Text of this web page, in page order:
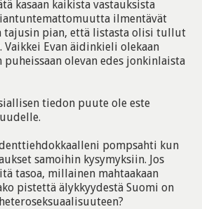
kasaan kaikista vastauksista
ilmentävät
tajusin pian, että listasta olisi tullut
Evan äidinkieli olekaan
puheissaan olevan edes jonkinlaista
tiedon puute ole este
pompsahti kun
samoihin kysymyksiin. Jos
tasoa, millainen mahtaakaan
pistettä älykkyydestä Suomi on